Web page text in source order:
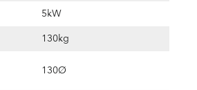
5kW
130kg
130Ø